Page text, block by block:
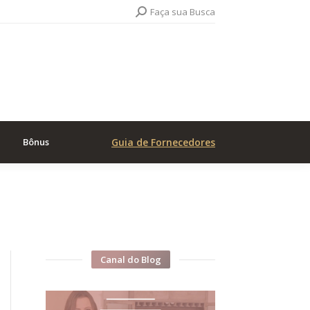
Search:Faça sua Busca
Bônus Guia de Fornecedores
Canal do Blog